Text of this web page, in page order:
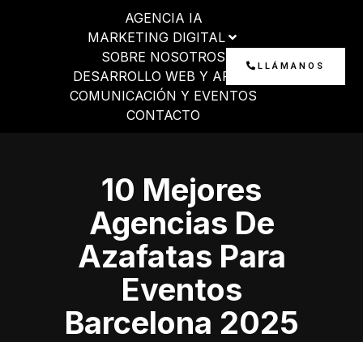
AGENCIA IA
MARKETING DIGITAL
SOBRE NOSOTROS
DESARROLLO WEB Y APP
COMUNICACIÓN Y EVENTOS
CONTACTO
LLÁMANOS
10 Mejores
Agencias De
Azafatas Para
Eventos
Barcelona 2025